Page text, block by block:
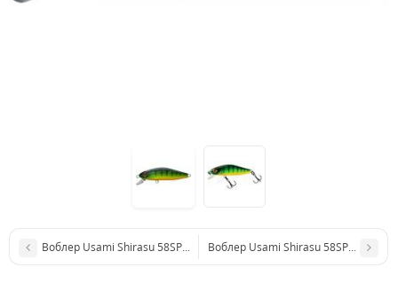
Воблер Usami Shirasu 58SP-SR 5.2g #450 (0.8m)Воблер Usami Shirasu 58SP-SR 5.2g